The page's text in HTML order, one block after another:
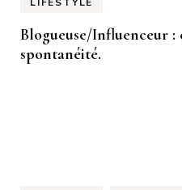
Blogueuse/Influenceur
spontanéité.